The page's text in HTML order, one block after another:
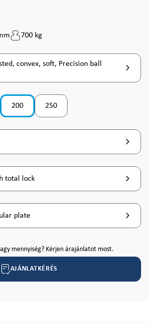
700 kg
convex, soft, Precision ball
nem érhető el. )
jelenleg nem érhető el. )
200
(Ez az opció jelenleg nem érhető el. )
250
(Ez az opció jelenleg nem érhető
total lock
plate
mennyiség? Kérjen árajánlatot most.
AJÁNLATKÉRÉS